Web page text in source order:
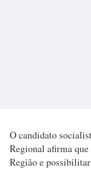
O candidato
Regional afirma
Região e